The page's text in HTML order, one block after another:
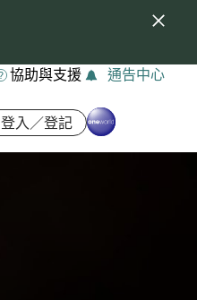
協助與支援 通告中心
登入／登記